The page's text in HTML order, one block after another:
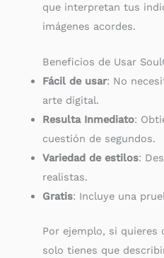
que interpretan tus
imágenes acordes.
Beneficios de Usar
Fácil de usar: No
arte digital.
Resulta Inmediato:
cuestión de segundos.
Variedad de estilos:
realistas.
Gratis: Incluye una
Por ejemplo, si quieres
solo tienes que